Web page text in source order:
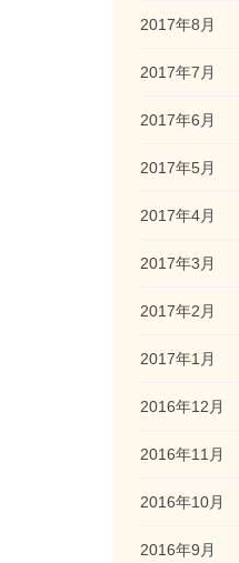
2017年8月
2017年7月
2017年6月
2017年5月
2017年4月
2017年3月
2017年2月
2017年1月
2016年12月
2016年11月
2016年10月
2016年9月